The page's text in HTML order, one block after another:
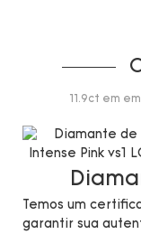
11.9ct em
Temos um
garantir sua